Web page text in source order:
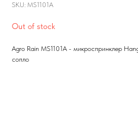
SKU: MS1101A
Out of stock
Agro Rain MS1101A - микроспринклер
cопло